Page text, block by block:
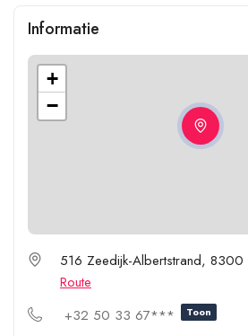
Informatie
+
−
516 Zeedijk-Albertstrand, 8300
Route
+32 50 33 67***
Toon